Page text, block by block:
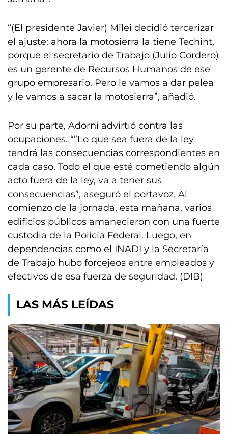
“(El presidente Javier) Milei decidió tercerizar
el ajuste: ahora la motosierra la tiene Techint,
porque el secretario de Trabajo (Julio Cordero)
es un gerente de Recursos Humanos de ese
grupo empresario. Pero le vamos a dar pelea
y le vamos a sacar la motosierra”, añadió.
Por su parte, Adorni advirtió contra las
ocupaciones. “”Lo que sea fuera de la ley
tendrá las consecuencias correspondientes en
cada caso. Todo el que esté cometiendo algún
acto fuera de la ley, va a tener sus
consecuencias”, aseguró el portavoz. Al
comienzo de la jornada, esta mañana, varios
edificios públicos amanecieron con una fuerte
custodia de la Policía Federal. Luego, en
dependencias como el INADI y la Secretaría
de Trabajo hubo forcejeos entre empleados y
efectivos de esa fuerza de seguridad. (DIB)
LAS MÁS LEÍDAS